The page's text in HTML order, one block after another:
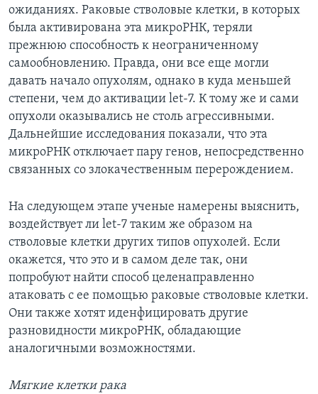
ожиданиях. Раковые стволовые клетки, в которых
была активирована эта микроРНК, теряли
прежнюю способность к неограниченному
самообновлению. Правда, они все еще могли
давать начало опухолям, однако в куда меньшей
степени, чем до активации let-7. К тому же и сами
опухоли оказывались не столь агрессивными.
Дальнейшие исследования показали, что эта
микроРНК отключает пару генов, непосредственно
связанных со злокачественным перерождением.
На следующем этапе ученые намерены выяснить,
воздействует ли let-7 таким же образом на
стволовые клетки других типов опухолей. Если
окажется, что это и в самом деле так, они
попробуют найти способ целенаправленно
атаковать с ее помощью раковые стволовые клетки.
Они также хотят иденфицировать другие
разновидности микроРНК, обладающие
аналогичными возможностями.
Мягкие клетки рака